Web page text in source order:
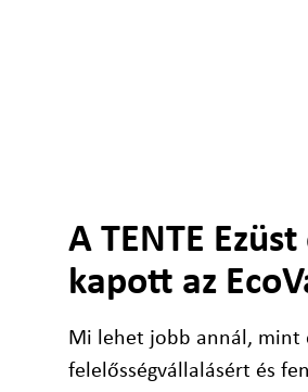
A TENTE
kapott az
Mi lehet jobb annál, mint
felelősségvállalásért és